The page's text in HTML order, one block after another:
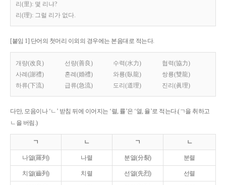
리(里): 몇 리냐?
리(理): 그럴 리가 없다.
[붙임 1] 단어의 첫머리 이외의 경우에는 본음대로 적는다.
개량(改良) 선량(善良) 수력(水力)
협력(協力)
사례(謝禮)
혼례(婚禮) 와룡(臥龍)
쌍룡(雙龍)
하류(下流)
급류(急流) 도리(道理) 진리(眞理)
다만, 모음이나 ‘ㄴ’ 받침 뒤에 이어지는 ‘렬, 률’은 ‘열, 율’로 적는다.(ㄱ을 취하고
ㄴ을 버림.)
ㄱ ㄴ ㄱ ㄴ
나열(羅列) 나렬 분열(分裂) 분렬
치열(齒列) 치렬 선열(先烈) 선렬